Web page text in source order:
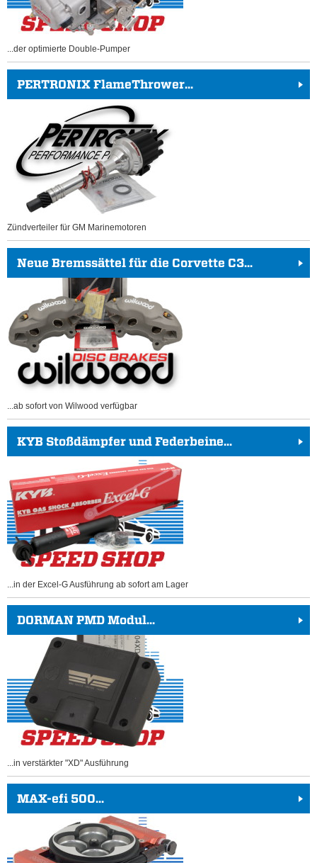
...der optimierte Double-Pumper
PERTRONIX FlameThrower...
Zündverteiler für GM Marinemotoren
Neue Bremssättel für die Corvette C3...
...ab sofort von Wilwood verfügbar
KYB Stoßdämpfer und Federbeine...
...in der Excel-G Ausführung ab sofort am Lager
DORMAN PMD Modul...
...in verstärkter "XD" Ausführung
MAX-efi 500...